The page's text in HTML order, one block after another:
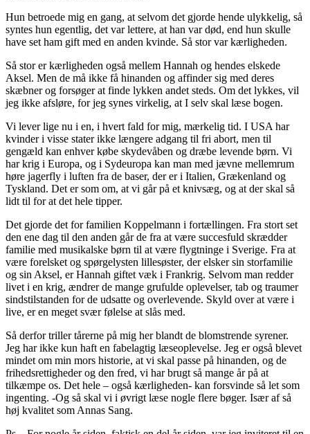
Hun betroede mig en gang, at selvom det gjorde hende ulykkelig, så
syntes hun egentlig, det var lettere, at han var død, end hun skulle
have set ham gift med en anden kvinde. Så stor var kærligheden.
Så stor er kærligheden også mellem Hannah og hendes elskede
Aksel. Men de må ikke få hinanden og affinder sig med deres
skæbner og forsøger at finde lykken andet steds. Om det lykkes, vil
jeg ikke afsløre, for jeg synes virkelig, at I selv skal læse bogen.
Vi lever lige nu i en, i hvert fald for mig, mærkelig tid. I USA har
kvinder i visse stater ikke længere adgang til fri abort, men til
gengæld kan enhver købe skydevåben og dræbe levende børn. Vi
har krig i Europa, og i Sydeuropa kan man med jævne mellemrum
høre jagerfly i luften fra de baser, der er i Italien, Grækenland og
Tyskland. Det er som om, at vi går på et knivsæg, og at der skal så
lidt til for at det hele tipper.
Det gjorde det for familien Koppelmann i fortællingen. Fra stort set
den ene dag til den anden går de fra at være succesfuld skrædder
familie med musikalske børn til at være flygtninge i Sverige. Fra at
være forelsket og spørgelysten lillesøster, der elsker sin storfamilie
og sin Aksel, er Hannah giftet væk i Frankrig. Selvom man redder
livet i en krig, ændrer de mange grufulde oplevelser, tab og traumer
sindstilstanden for de udsatte og overlevende. Skyld over at være i
live, er en meget svær følelse at slås med.
Så derfor triller tårerne på mig her blandt de blomstrende syrener.
Jeg har ikke kun haft en fabelagtig læseoplevelse. Jeg er også blevet
mindet om min mors historie, at vi skal passe på hinanden, og de
frihedsrettigheder og den fred, vi har brugt så mange år på at
tilkæmpe os. Det hele – også kærligheden- kan forsvinde så let som
ingenting. -Og så skal vi i øvrigt læse nogle flere bøger. Især af så
høj kvalitet som Annas Sang.